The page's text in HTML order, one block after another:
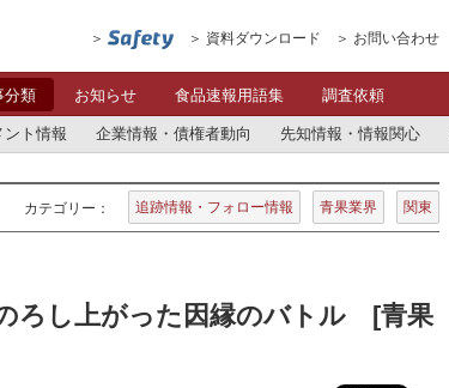
資料ダウンロード お問い合わせ
分類 お知らせ 食品速報用語集 調査依頼
ント情報 企業情報・債権者動向 先知情報・情報関心
カテゴリー： 追跡情報・フォロー情報 青果業界 関東
ろし上がった因縁のバトル [青果